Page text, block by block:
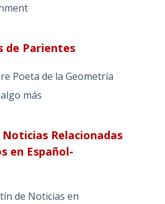
de Parientes
Poeta de la Geometría
más
Relacionadas
en Español-
de Noticias en